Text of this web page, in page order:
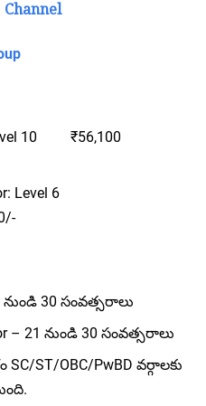
10
₹56,100
Level 6
నుండి 30 సంవత్సరాలు
– 21 నుండి 30 సంవత్సరాలు
SC/ST/OBC/PwBD వర్గాలకు